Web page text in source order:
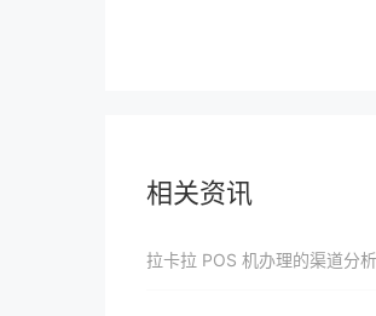
相关资讯
拉卡拉 POS 机办理的渠道分析